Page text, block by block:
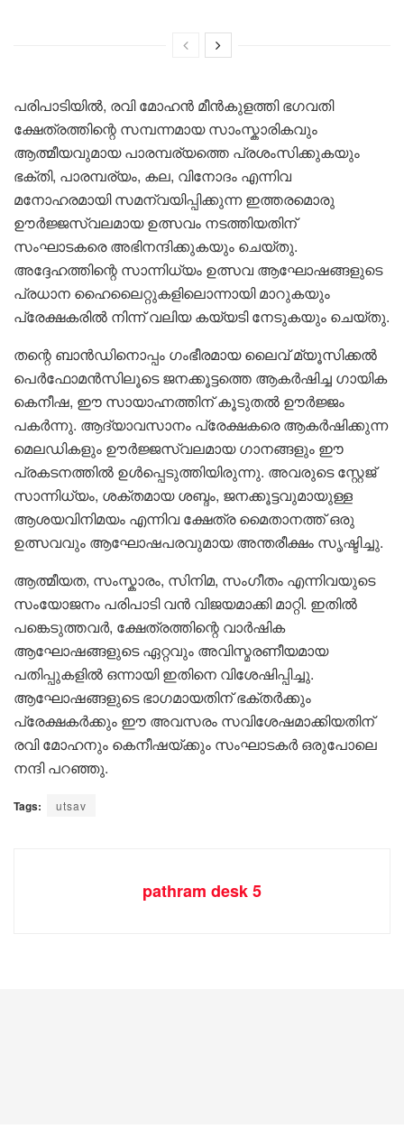
പരിപാടിയിൽ, രവി മോഹൻ മീൻകുളത്തി ഭഗവതി
ക്ഷേത്രത്തിന്റെ സമ്പന്നമായ സാംസ്കാരികവും
ആത്മീയവുമായ പാരമ്പര്യത്തെ പ്രശംസിക്കുകയും
ഭക്തി, പാരമ്പര്യം, കല, വിനോദം എന്നിവ
മനോഹരമായി സമന്വയിപ്പിക്കുന്ന ഇത്തരമൊരു
ഊർജ്ജസ്വലമായ ഉത്സവം നടത്തിയതിന്
സംഘാടകരെ അഭിനന്ദിക്കുകയും ചെയ്തു.
അദ്ദേഹത്തിന്റെ സാന്നിധ്യം ഉത്സവ ആഘോഷങ്ങളുടെ
പ്രധാന ഹൈലൈറ്റുകളിലൊന്നായി മാറുകയും
പ്രേക്ഷകരിൽ നിന്ന് വലിയ കയ്യടി നേടുകയും ചെയ്തു.
തന്റെ ബാൻഡിനൊപ്പം ഗംഭീരമായ ലൈവ് മ്യൂസിക്കൽ
പെർഫോമൻസിലൂടെ ജനക്കൂട്ടത്തെ ആകർഷിച്ച ഗായിക
കെനീഷ, ഈ സായാഹ്നത്തിന് കൂടുതൽ ഊർജ്ജം
പകർന്നു. ആദ്യാവസാനം പ്രേക്ഷകരെ ആകർഷിക്കുന്ന
മെലഡികളും ഊർജ്ജസ്വലമായ ഗാനങ്ങളും ഈ
പ്രകടനത്തിൽ ഉൾപ്പെടുത്തിയിരുന്നു. അവരുടെ സ്റ്റേജ്
സാന്നിധ്യം, ശക്തമായ ശബ്ദം, ജനക്കൂട്ടവുമായുള്ള
ആശയവിനിമയം എന്നിവ ക്ഷേത്ര മൈതാനത്ത് ഒരു
ഉത്സവവും ആഘോഷപരവുമായ അന്തരീക്ഷം സൃഷ്ടിച്ചു.
ആത്മീയത, സംസ്കാരം, സിനിമ, സംഗീതം എന്നിവയുടെ
സംയോജനം പരിപാടി വൻ വിജയമാക്കി മാറ്റി. ഇതിൽ
പങ്കെടുത്തവർ, ക്ഷേത്രത്തിന്റെ വാർഷിക
ആഘോഷങ്ങളുടെ ഏറ്റവും അവിസ്മരണീയമായ
പതിപ്പുകളിൽ ഒന്നായി ഇതിനെ വിശേഷിപ്പിച്ചു.
ആഘോഷങ്ങളുടെ ഭാഗമായതിന് ഭക്തർക്കും
പ്രേക്ഷകർക്കും ഈ അവസരം സവിശേഷമാക്കിയതിന്
രവി മോഹനും കെനീഷയ്ക്കും സംഘാടകർ ഒരുപോലെ
നന്ദി പറഞ്ഞു.
Tags: utsav
pathram desk 5